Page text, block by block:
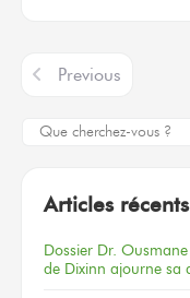
Articles récents
Dossier Dr.
de Dixinn ajourne sa
Previous